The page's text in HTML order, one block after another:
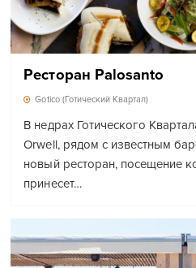
Ресторан Palosanto
Gotico (Готический Квартал)
В недрах Готического
Orwell, рядом с известным
новый ресторан, посещение
принесет…